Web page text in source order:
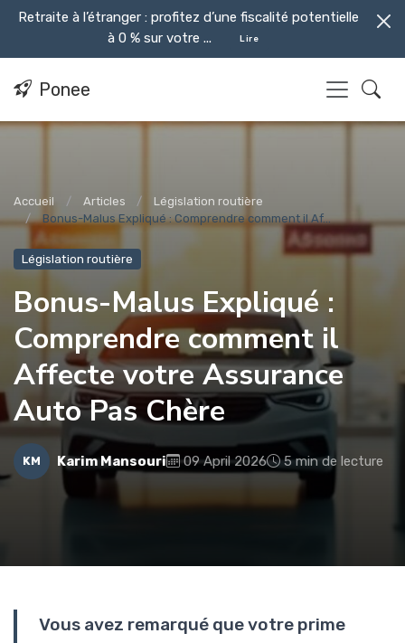
Retraite à l’étranger : profitez d’une fiscalité potentielle
à 0 % sur votre ...
Lire
Ponee
Accueil Articles
Législation routière
Bonus-Malus Expliqué : Comprendre comment il Af...
Législation routière
Bonus-Malus Expliqué :
Comprendre comment il
Affecte votre Assurance
Auto Pas Chère
KM Karim Mansouri 09 April 2026 5 min de lecture
Vous avez remarqué que votre prime